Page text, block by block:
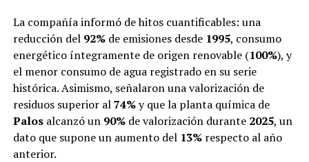
La compañía informó de hitos cuantificables: una
reducción del 92%de emisiones desde 1995, consumo
energético íntegramente de origen renovable (100%), y
el menor consumo de agua registrado en su serie
histórica. Asimismo, señalaron una valorización de
residuos superior al74%y que la planta química de
Palosalcanzó un 90%de valorización durante 2025, un
dato que supone un aumento del 13%respecto al año
anterior.